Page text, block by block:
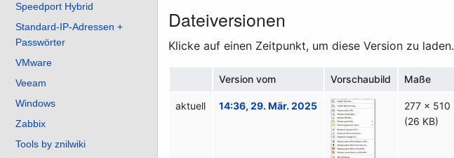
Speedport Hybrid
Standard-IP-Adressen +
Passwörter
VMware
Veeam
Windows
Zabbix
Tools by znilwiki
Dateiversionen
Klicke auf einen Zeitpunkt, um diese Version zu laden.
Version vom Vorschaubild Maße
aktuell 14:36, 29. Mär. 2025
277 × 510
(26 KB)